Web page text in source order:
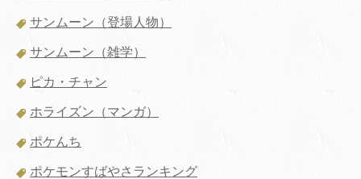
サンムーン（登場人物）
サンムーン（雑学）
ピカ・チャン
ホライズン（マンガ）
ポケんち
ポケモンすばやさランキング